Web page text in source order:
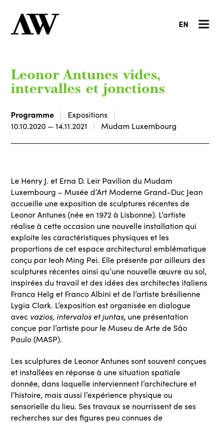
EN
Leonor Antunes vides,
intervalles et jonctions
Programme
Expositions
10.10.2020 — 14.11.2021
Mudam Luxembourg
Le Henry J. et Erna D. Leir Pavilion du Mudam
Luxembourg – Musée d’Art Moderne Grand-Duc Jean
accueille une exposition de sculptures récentes de
Leonor Antunes (née en 1972 à Lisbonne). L’artiste
réalise à cette occasion une nouvelle installation qui
exploite les caractéristiques physiques et les
proportions de cet espace architectural emblématique
conçu par Ieoh Ming Pei. Elle présente par ailleurs des
sculptures récentes ainsi qu’une nouvelle œuvre au sol,
inspirées du travail et des idées des architectes italiens
Franca Helg et Franco Albini et de l’artiste brésilienne
Lygia Clark. L’exposition est organisée en dialogue
avec vazios, intervalos et juntas, une présentation
conçue par l’artiste pour le Museu de Arte de São
Paulo (MASP).
Les sculptures de Leonor Antunes sont souvent conçues
et installées en réponse à une situation spatiale
donnée, dans laquelle interviennent l’architecture et
l’histoire, mais aussi l’expérience physique ou
sensorielle du lieu. Ses travaux se nourrissent de ses
recherches sur des figures peu connues de